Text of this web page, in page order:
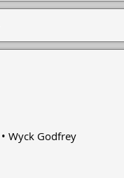
Wyck Godfrey